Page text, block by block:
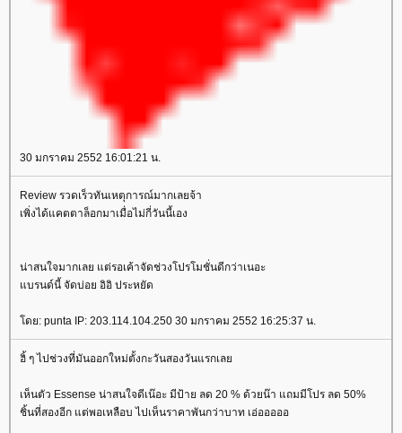
30 มกราคม 2552 16:01:21 น.
Review รวดเร็วทันเหตุการณ์มากเลยจ้า
เพิ่งได้แคตตาล็อกมาเมื่อไม่กี่วันนี้เอง
น่าสนใจมากเลย แต่รอเค้าจัดช่วงโปรโมชั่นดีกว่าเนอะ
บรนด์นี้ จัดบ่อย อิอิ ประหยัด
ดย: punta IP: 203.114.104.250 30 มกราคม 2552 16:25:37 น.
ฮิ้ ๆ ไปช่วงที่มันออกใหม่ตั้งกะวันสองวันแรกเล
เห็นตัว Essense น่าสนใจดีเน๊อะ มีป้าย ลด 20 % ด้วยน๊า แถมมีโปร ลด 50%
ชิ้นที่สองอีก แต่พอเหลือบ ไปเห็นราคาพันกว่าบาท เอ่อออออ